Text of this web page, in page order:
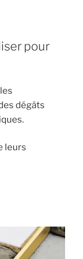
pour
dégâts
leurs